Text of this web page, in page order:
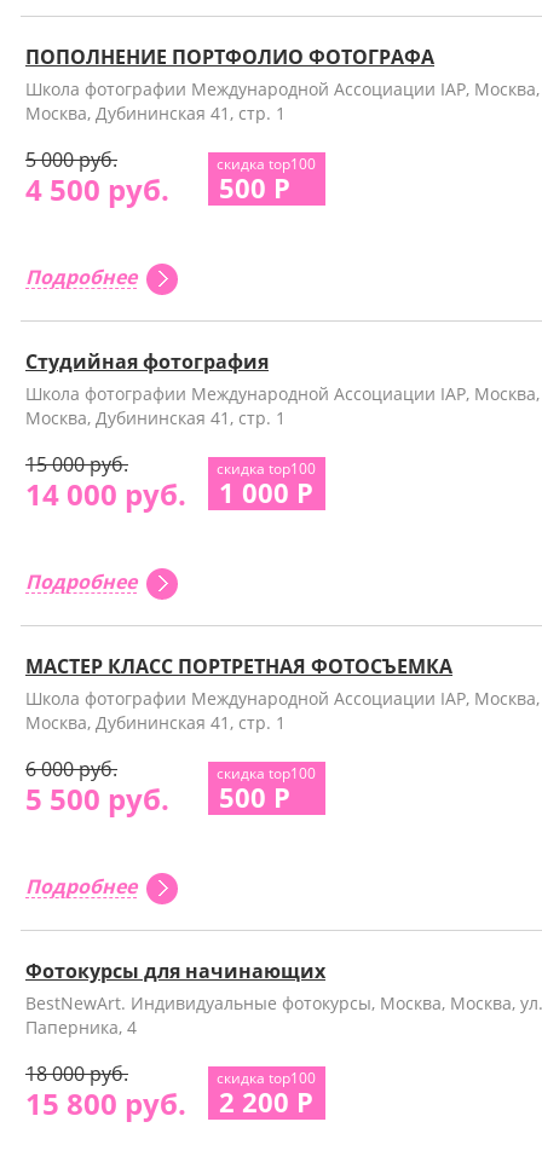
ПОПОЛНЕНИЕ ПОРТФОЛИО ФОТОГРАФА
Школа фотографии Международной Ассоциации IAP, Москва,
Москва, Дубининская 41, стр. 1
5 000 руб.
4 500 руб.
скидка top100
500 Р
Подробнее
Студийная фотография
Школа фотографии Международной Ассоциации IAP, Москва,
Москва, Дубининская 41, стр. 1
15 000 руб.
14 000 руб.
скидка top100
1 000 Р
Подробнее
МАСТЕР КЛАСС ПОРТРЕТНАЯ ФОТОСЪЕМКА
Школа фотографии Международной Ассоциации IAP, Москва,
Москва, Дубининская 41, стр. 1
6 000 руб.
5 500 руб.
скидка top100
500 Р
Подробнее
Фотокурсы для начинающих
BestNewArt. Индивидуальные фотокурсы, Москва, Москва, ул.
Паперника, 4
18 000 руб.
15 800 руб.
скидка top100
2 200 Р